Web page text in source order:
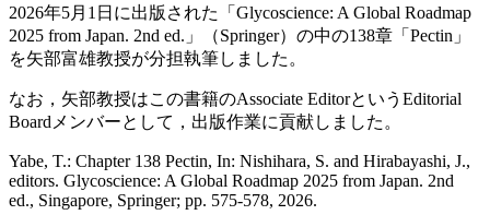
2026年5月1日に出版された「Glycoscience: A Global Roadmap
2025 from Japan. 2nd ed.」（Springer）の中の138章「Pectin」
を矢部富雄教授が分担執筆しました。
なお，矢部教授はこの書籍のAssociate EditorというEditorial
Boardメンバーとして，出版作業に貢献しました。
Yabe, T.: Chapter 138 Pectin, In: Nishihara, S. and Hirabayashi, J.,
editors. Glycoscience: A Global Roadmap 2025 from Japan. 2nd
ed., Singapore, Springer; pp. 575-578, 2026.